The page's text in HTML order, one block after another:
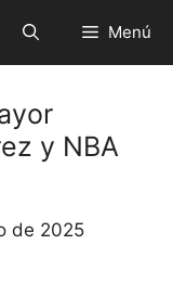
Menú
y NBA
de 2025